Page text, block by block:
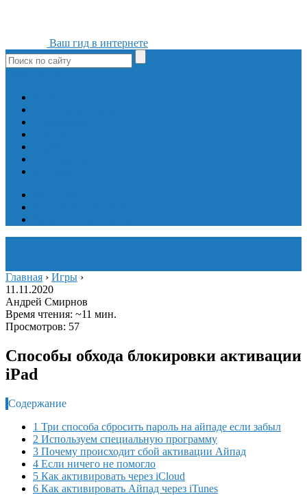
Ваш гид в интернете
Главная › Игры ›
11.11.2020
Андрей Смирнов
Время чтения: ~11 мин.
Просмотров: 57
Способы обхода блокировки активации
iPad
Содержание
1 Три способа сбросить пароль на айпаде если забыл
2 Используем специальную программу
3 Почему происходит сбой активации Айпад
4 Если ничего не помогло
5 Как активировать через iCloud
6 Как активировать Айпад через iTunes